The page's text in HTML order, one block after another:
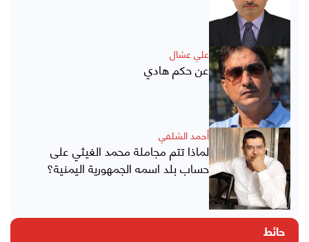
علي عشال
عن حكم هادي
أحمد الشلفي
لماذا تتم مجاملة محمد الغيثي على
حساب بلد اسمه الجمهورية اليمنية؟
حائط